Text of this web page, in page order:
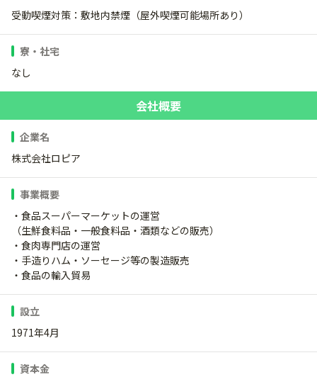
受動喫煙対策：敷地内禁煙（屋外喫煙可能場所あり）
寮・社宅
なし
会社概要
企業名
株式会社ロピア
事業概要
・食品スーパーマーケットの運営
（生鮮食料品・一般食料品・酒類などの販売）
・食肉専門店の運営
・手造りハム・ソーセージ等の製造販売
・食品の輸入貿易
設立
1971年4月
資本金